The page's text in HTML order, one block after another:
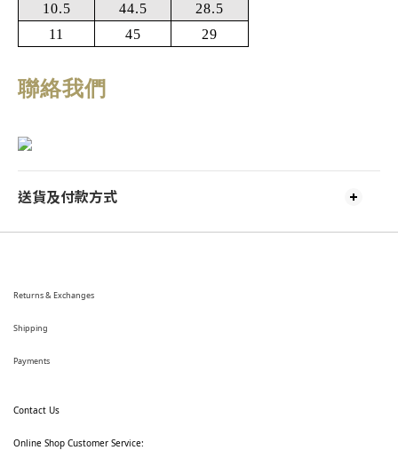
10.5
44.5
28.5
11
45 29
聯絡我們
送貨及付款方式
Returns & Exchanges
Shipping
Payments
Contact Us
Online Shop Customer Service: